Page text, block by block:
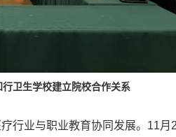
卫生学校建立院校合作关系
行业与职业教育协同发展。11